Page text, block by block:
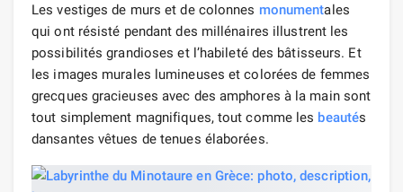
Les vestiges de murs et de colonnes monumentales
qui ont résisté pendant des millénaires illustrent les
possibilités grandioses et l’habileté des bâtisseurs. Et
les images murales lumineuses et colorées de femmes
grecques gracieuses avec des amphores à la main sont
tout simplement magnifiques, tout comme les beautés
dansantes vêtues de tenues élaborées.